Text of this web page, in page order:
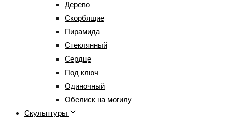
Дерево
Скорбящие
Пирамида
Стеклянный
Сердце
Под ключ
Одиночный
Обелиск на могилу
Скульптуры